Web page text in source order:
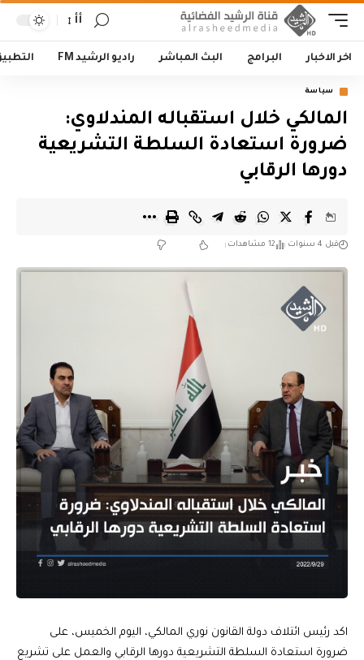
أأ
اخر الاخبار البرامج البث المباشر راديو الرشيد FM
سياسة
المالكي خلال استقباله المندلاوي:
ضرورة استعادة السلطة التشريعية
دورها الرقابي
قبل 4 سنوات 12 مشاهدات
اكد رئيس ائتلاف دولة القانون نوري المالكي، اليوم الخميس، على
ضرورة استعادة السلطة التشريعية دورها الرقابي والعمل على تشريع